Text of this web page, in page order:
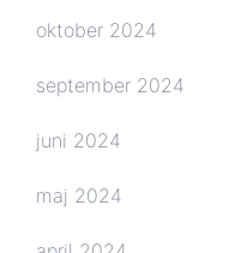
oktober 2024
september 2024
juni 2024
maj 2024